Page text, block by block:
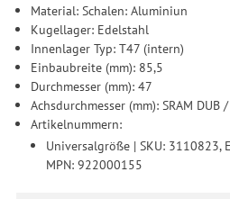
Material: Schalen: Aluminiun
Kugellager: Edelstahl
Innenlager Typ: T47 (intern)
Einbaubreite (mm): 85,5
Durchmesser (mm): 47
Achsdurchmesser (mm): SRAM DUB
Artikelnummern:
Universalgröße | SKU: 3110823,
MPN: 922000155